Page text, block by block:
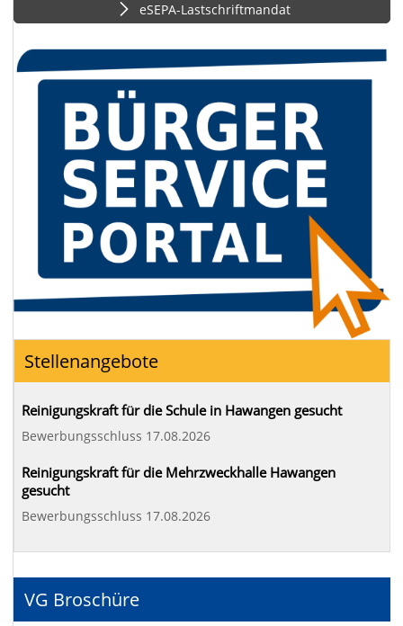
eSEPA-Lastschriftmandat
Stellenangebote
Reinigungskraft für die Schule in Hawangen gesucht
Bewerbungsschluss 17.08.2026
Reinigungskraft für die Mehrzweckhalle Hawangen
gesucht
Bewerbungsschluss 17.08.2026
VG Broschüre